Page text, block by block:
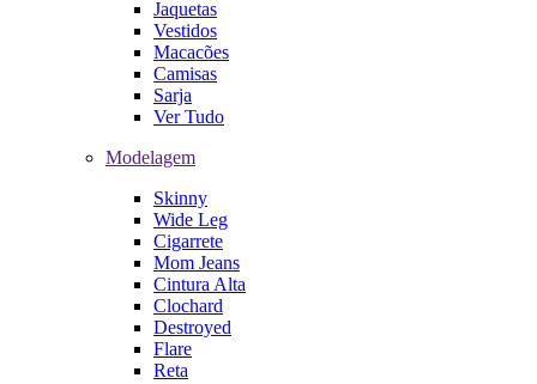
Jaquetas
Vestidos
Macacões
Camisas
Sarja
Ver Tudo
Modelagem
Skinny
Wide Leg
Cigarrete
Mom Jeans
Cintura Alta
Clochard
Destroyed
Flare
Reta